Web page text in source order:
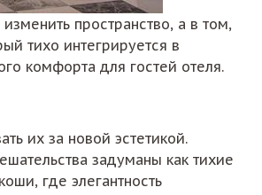
пространство, а в том,
тихо интегрируется в
комфорта для гостей отеля.
их за новой эстетикой.
задуманы как тихие
где элегантность